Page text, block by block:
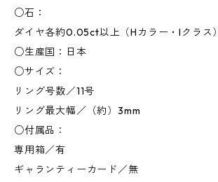
○石：
ダイヤ各約0.05ct以上（Hカラー・Iクラス）
○生産国：日本
○サイズ：
リング号数／11号
リング最大幅／（約）3mm
○付属品：
専用箱／有
ギャランティーカード／無